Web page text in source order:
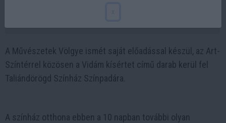
A Művészetek Völgye ismét saját előadással készül, az Art-
Színtérrel közösen a Vidám kísértet című darab kerül fel
Taliándörögd Színház Színpadára.
A színház otthona ebben a 10 napban további olyan